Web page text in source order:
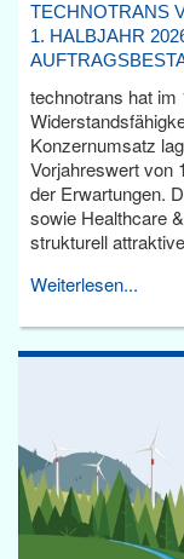
TECHNOTRANS
1. HALBJAHR
technotrans hat im
Konzernumsatz
Vorjahreswert von
der Erwartungen.
sowie Healthcare
strukturell
Weiterlesen...